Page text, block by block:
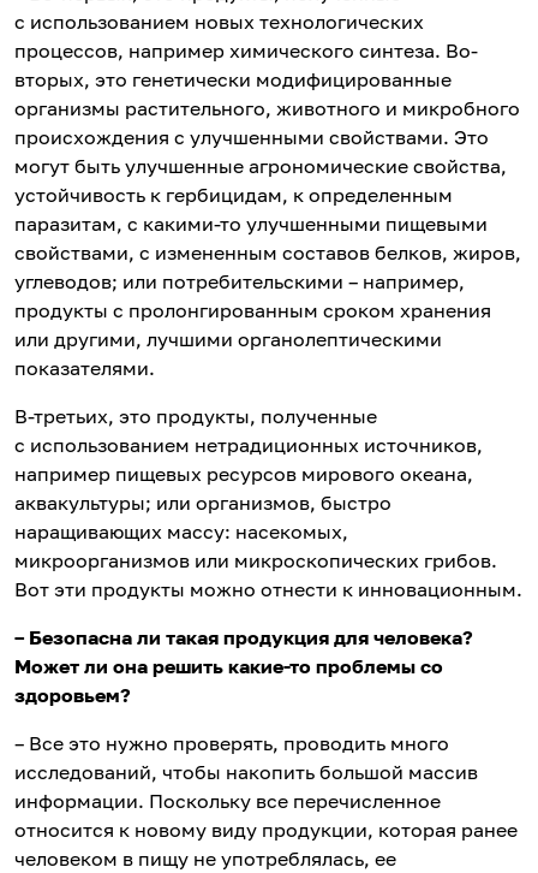
с использованием новых технологических
процессов, например химического синтеза. Во-
вторых, это генетически модифицированные
организмы растительного, животного и микробного
происхождения с улучшенными свойствами. Это
могут быть улучшенные агрономические свойства,
устойчивость к гербицидам, к определенным
паразитам, с какими-то улучшенными пищевыми
свойствами, с измененным составов белков, жиров,
углеводов; или потребительскими – например,
продукты с пролонгированным сроком хранения
или другими, лучшими органолептическими
показателями.
В-третьих, это продукты, полученные
с использованием нетрадиционных источников,
например пищевых ресурсов мирового океана,
аквакультуры; или организмов, быстро
наращивающих массу: насекомых,
микроорганизмов или микроскопических грибов.
Вот эти продукты можно отнести к инновационным.
– Безопасна ли такая продукция для человека?
Может ли она решить какие-то проблемы со
здоровьем?
– Все это нужно проверять, проводить много
исследований, чтобы накопить большой массив
информации. Поскольку все перечисленное
относится к новому виду продукции, которая ранее
человеком в пищу не употреблялась, ее